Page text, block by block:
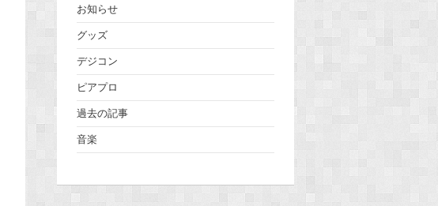
お知らせ
グッズ
デジコン
ピアプロ
過去の記事
音楽